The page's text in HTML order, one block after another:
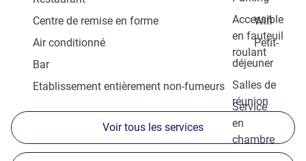
Accessible
en fauteuil
roulant
Centre de remise en forme
Wifi
Air conditionné
Petit-
déjeuner
Bar
Salles de
réunion
Etablissement entièrement non-fumeurs
Service
en
chambre
Voir tous les services